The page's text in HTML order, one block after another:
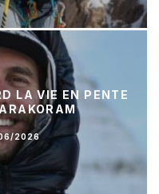
LA VIE EN PENTE
2026